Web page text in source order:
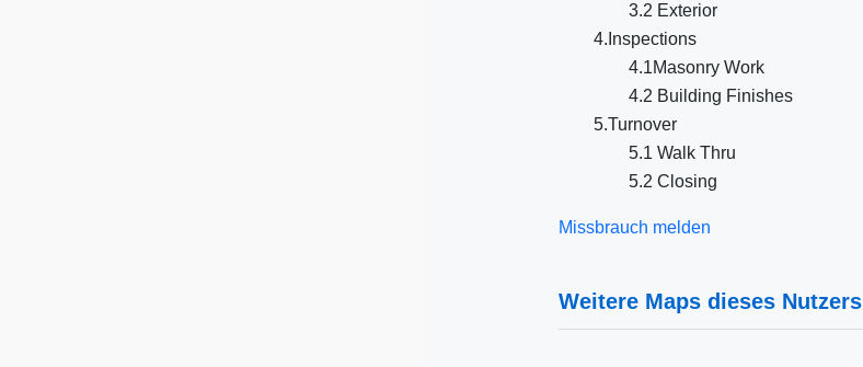
3.2 Exterior
4.Inspections
4.1Masonry Work
4.2 Building Finishes
5.Turnover
5.1 Walk Thru
5.2 Closing
Missbrauch melden
Weitere Maps dieses Nutzers